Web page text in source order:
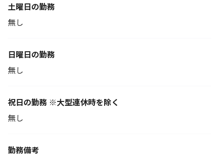
土曜日の勤務
無し
日曜日の勤務
無し
祝日の勤務 ※大型連休時を除く
無し
勤務備考